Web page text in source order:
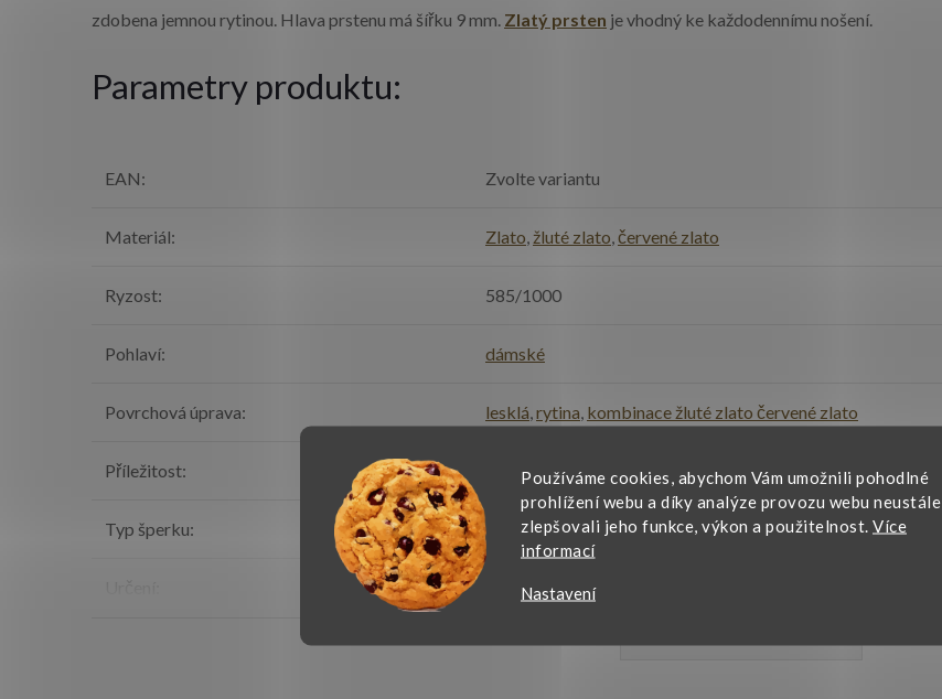
Používáme cookies, abychom Vám umožnili pohodlné
prohlížení webu a díky analýze provozu webu neustále
zlepšovali jeho funkce, výkon a použitelnost. Více
informací
Nastavení
zdobena jemnou rytinou. Hlava prstenu má šířku 9 mm. Zlatý prsten je vhodný ke každodennímu nošení.
Parametry produktu:
EAN: Zvolte variantu
Materiál: Zlato, žluté zlato,červené zlato
Ryzost: 585/1000
Pohlaví: dámské
Povrchová úprava: lesklá,rytina, kombinace žluté zlato červené zlato
Příležitost: ke každodennímu nošení narozeniny, svátek,výročí
Typ šperku: Prsten
pro ženy